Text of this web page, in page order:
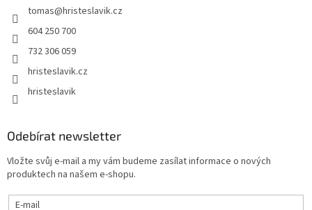
tomas@hristeslavik.cz
604 250 700
732 306 059
hristeslavik.cz
hristeslavik
Odebírat newsletter
Vložte svůj e-mail a my vám budeme zasílat informace o nových
produktech na našem e-shopu.
E-mail